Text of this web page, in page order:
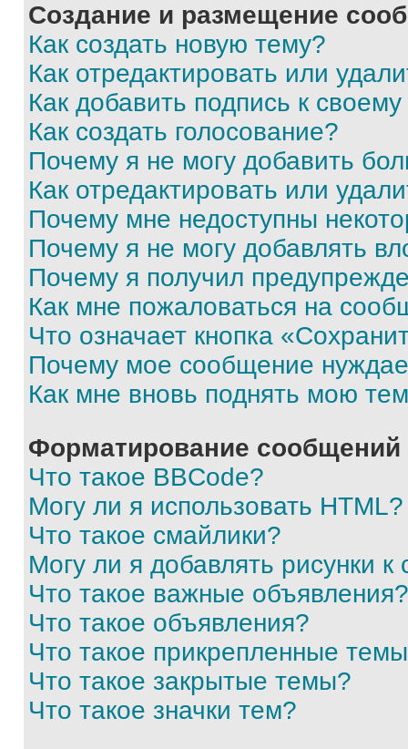
Создание и размещение
Как создать новую тему?
Как отредактировать или
Как добавить подпись к
Как создать голосование?
Почему я не могу добавить
Как отредактировать или
Почему мне недоступны
Почему я не могу добавлять
Почему я получил
Как мне пожаловаться на
Что означает кнопка
Почему мое сообщение
Как мне вновь поднять мою
Форматирование
Что такое BBCode?
Могу ли я использовать HTML?
Что такое смайлики?
Могу ли я добавлять рисунки
Что такое важные объявления?
Что такое объявления?
Что такое прикрепленные
Что такое закрытые темы?
Что такое значки тем?